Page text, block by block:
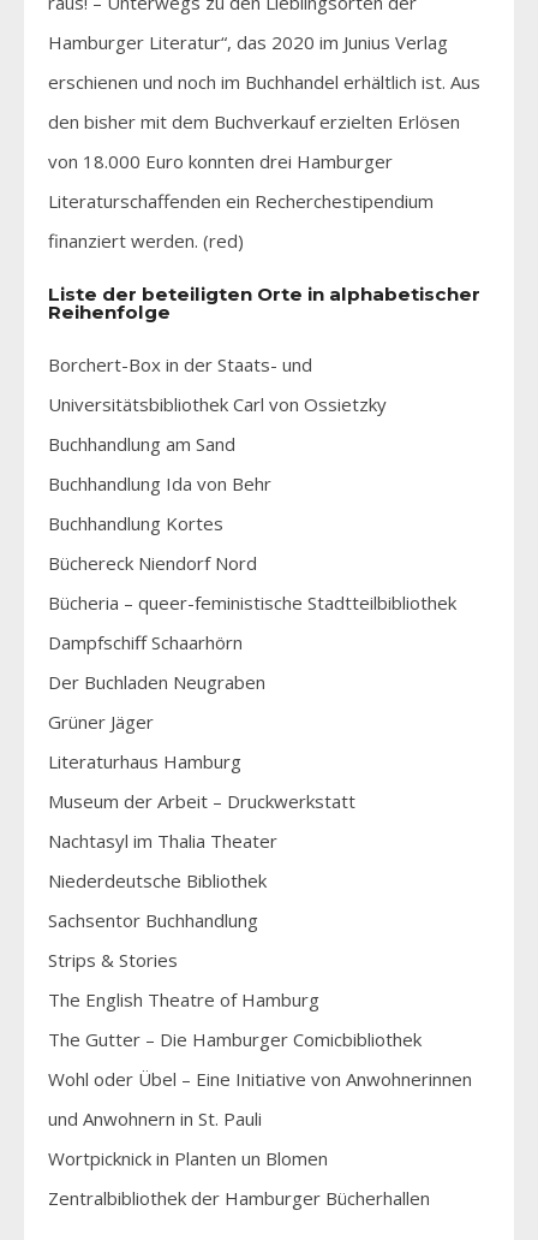
Hamburger Literatur“, das 2020 im Junius Verlag
erschienen und noch im Buchhandel erhältlich ist. Aus
den bisher mit dem Buchverkauf erzielten Erlösen
von 18.000 Euro konnten drei Hamburger
Literaturschaffenden ein Recherchestipendium
finanziert werden. (red)
Liste der beteiligten Orte in alphabetischer
Reihenfolge
Borchert-Box in der Staats- und
Universitätsbibliothek Carl von Ossietzky
Buchhandlung am Sand
Buchhandlung Ida von Behr
Buchhandlung Kortes
Büchereck Niendorf Nord
Bücheria – queer-feministische Stadtteilbibliothek
Dampfschiff Schaarhörn
Der Buchladen Neugraben
Grüner Jäger
Literaturhaus Hamburg
Museum der Arbeit – Druckwerkstatt
Nachtasyl im Thalia Theater
Niederdeutsche Bibliothek
Sachsentor Buchhandlung
Strips & Stories
The English Theatre of Hamburg
The Gutter – Die Hamburger Comicbibliothek
Wohl oder Übel – Eine Initiative von Anwohnerinnen
und Anwohnern in St. Pauli
Wortpicknick in Planten un Blomen
Zentralbibliothek der Hamburger Bücherhallen